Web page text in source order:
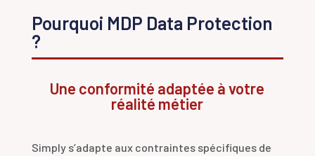
Pourquoi MDP Data Protection
?
Une conformité adaptée à votre
réalité métier
Simply s’adapte aux contraintes spécifiques de